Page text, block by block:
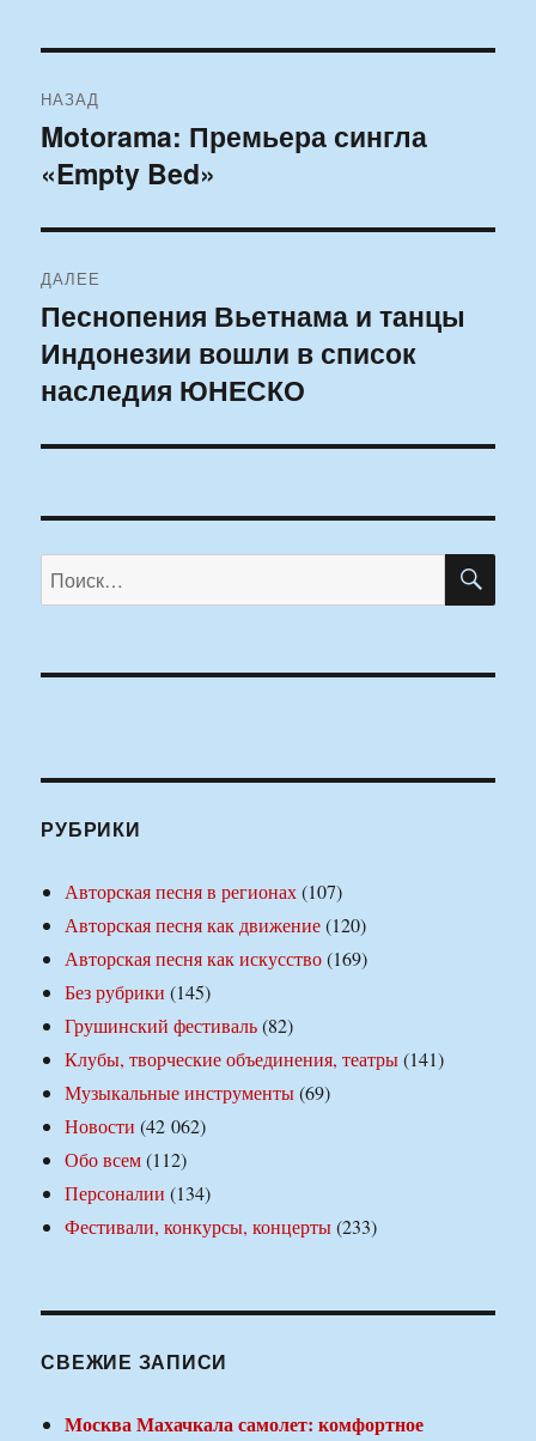
по
записям
НАЗАД
Предыдущая
запись:
Motorama: Премьера сингла
«Empty Bed»
ДАЛЕЕ
Следующая
запись:
Песнопения Вьетнама и танцы
Индонезии вошли в список
наследия ЮНЕСКО
Искать:
РУБРИКИ
Авторская песня в регионах(107)
Авторская песня как движение(120)
Авторская песня как искусство(169)
Без рубрики (145)
Грушинский фестиваль(82)
Клубы, творческие объединения, театры(141)
Музыкальные инструменты(69)
Новости (42 062)
Обо всем(112)
Персоналии (134)
Фестивали, конкурсы, концерты(233)
СВЕЖИЕ ЗАПИСИ
Москва Махачкала самолет: комфортное